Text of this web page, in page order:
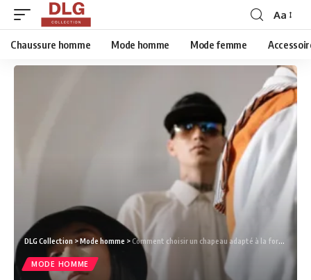
Aa
Chaussure homme Mode homme Mode femme
DLG Collection >Mode homme >Comment choisir un chapeau adapté à la forme de son visage et à sa tenue ?
MODE HOMME